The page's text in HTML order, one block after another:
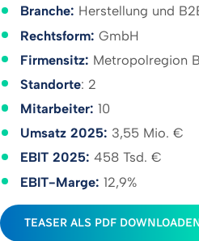
Branche: Herstellung und
Rechtsform: GmbH
Firmensitz: Metropolregion
Standorte: 2
Mitarbeiter: 10
Umsatz 2025: 3,55 Mio. €
EBIT 2025: 458 Tsd. €
EBIT-Marge: 12,9%
TEASER ALS PDF